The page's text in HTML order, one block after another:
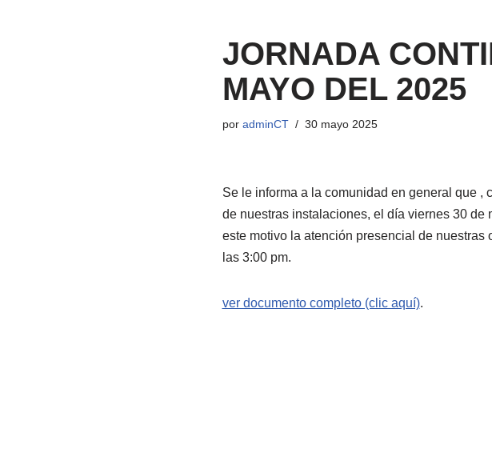
JORNADA
MAYO DEL 2025
por adminCT 30 mayo 2025
Se le informa a la comunidad en general que ,
de nuestras instalaciones, el día viernes 30
este motivo la atención presencial de
las 3:00 pm.
ver documento completo (clic aquí).